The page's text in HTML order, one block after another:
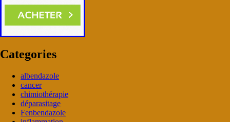
Categories
albendazole
cancer
chimiothérapie
déparasitage
Fenbendazole